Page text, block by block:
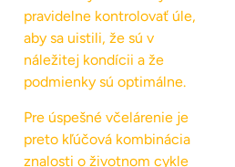
pravidelne kontrolovať úle,
aby sa uistili, že sú v
náležitej kondícii a že
podmienky sú optimálne.
Pre úspešné včelárenie je
preto kľúčová kombinácia
znalosti o životnom cykle